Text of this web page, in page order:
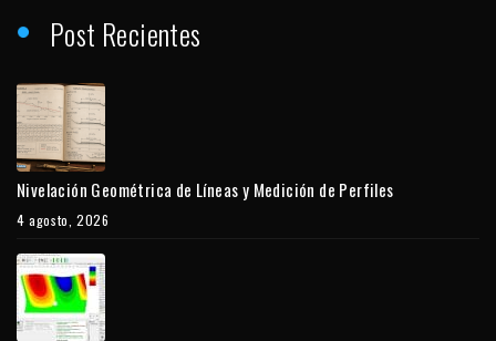
Post Recientes
Nivelación Geométrica de Líneas y Medición de Perfiles
4 agosto, 2026